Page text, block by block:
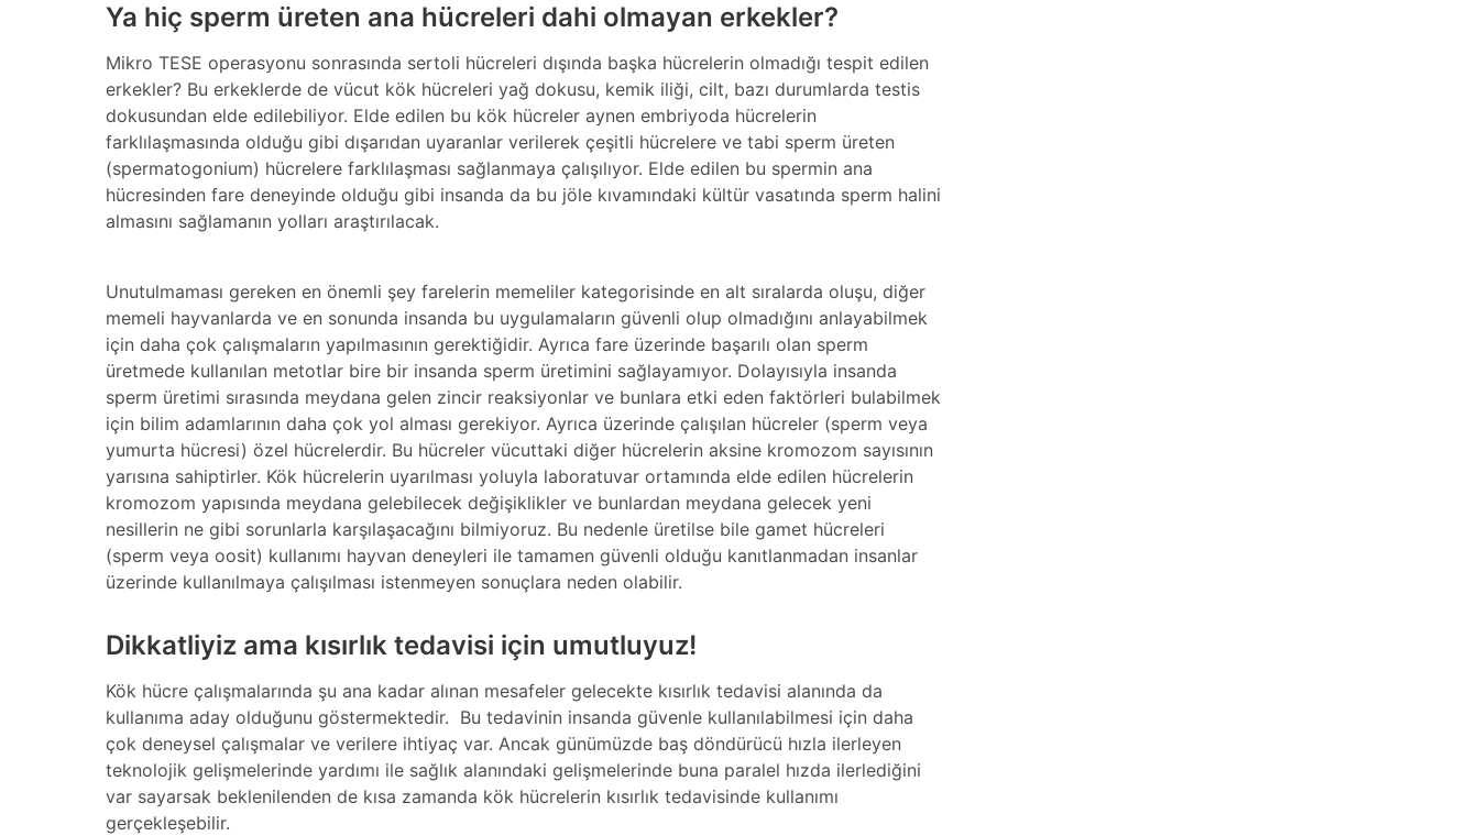
Ya hiç sperm üreten ana hücreleri dahi olmayan erkekler?
Mikro TESE operasyonu sonrasında sertoli hücreleri dışında başka hücrelerin olmadığı tespit edilen
erkekler? Bu erkeklerde de vücut kök hücreleri yağ dokusu, kemik iliği, cilt, bazı durumlarda testis
dokusundan elde edilebiliyor. Elde edilen bu kök hücreler aynen embriyoda hücrelerin
farklılaşmasında olduğu gibi dışarıdan uyaranlar verilerek çeşitli hücrelere ve tabi sperm üreten
(spermatogonium) hücrelere farklılaşması sağlanmaya çalışılıyor. Elde edilen bu spermin ana
hücresinden fare deneyinde olduğu gibi insanda da bu jöle kıvamındaki kültür vasatında sperm halini
almasını sağlamanın yolları araştırılacak.
Unutulmaması gereken en önemli şey farelerin memeliler kategorisinde en alt sıralarda oluşu, diğer
memeli hayvanlarda ve en sonunda insanda bu uygulamaların güvenli olup olmadığını anlayabilmek
için daha çok çalışmaların yapılmasının gerektiğidir. Ayrıca fare üzerinde başarılı olan sperm
üretmede kullanılan metotlar bire bir insanda sperm üretimini sağlayamıyor. Dolayısıyla insanda
sperm üretimi sırasında meydana gelen zincir reaksiyonlar ve bunlara etki eden faktörleri bulabilmek
için bilim adamlarının daha çok yol alması gerekiyor. Ayrıca üzerinde çalışılan hücreler (sperm veya
yumurta hücresi) özel hücrelerdir. Bu hücreler vücuttaki diğer hücrelerin aksine kromozom sayısının
yarısına sahiptirler. Kök hücrelerin uyarılması yoluyla laboratuvar ortamında elde edilen hücrelerin
kromozom yapısında meydana gelebilecek değişiklikler ve bunlardan meydana gelecek yeni
nesillerin ne gibi sorunlarla karşılaşacağını bilmiyoruz. Bu nedenle üretilse bile gamet hücreleri
(sperm veya oosit) kullanımı hayvan deneyleri ile tamamen güvenli olduğu kanıtlanmadan insanlar
üzerinde kullanılmaya çalışılması istenmeyen sonuçlara neden olabilir.
Dikkatliyiz ama kısırlık tedavisi için umutluyuz!
Kök hücre çalışmalarında şu ana kadar alınan mesafeler gelecekte kısırlık tedavisi alanında da
kullanıma aday olduğunu göstermektedir. Bu tedavinin insanda güvenle kullanılabilmesi için daha
çok deneysel çalışmalar ve verilere ihtiyaç var. Ancak günümüzde baş döndürücü hızla ilerleyen
teknolojik gelişmelerinde yardımı ile sağlık alanındaki gelişmelerinde buna paralel hızda ilerlediğini
var sayarsak beklenilenden de kısa zamanda kök hücrelerin kısırlık tedavisinde kullanımı
gerçekleşebilir.